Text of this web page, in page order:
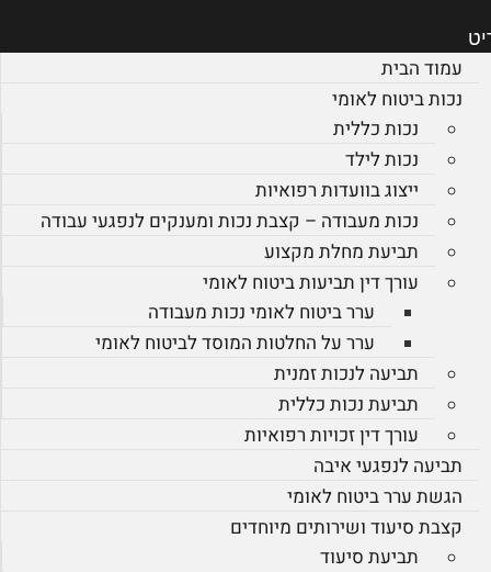
עמוד הבית
נכות ביטוח לאומי
נכות כללית
נכות לילד
ייצוג בוועדות רפואיות
נכות מעבודה – קצבת נכות ומענקים לנפגעי עבודה
תביעת מחלת מקצוע
עורך דין תביעות ביטוח לאומי
ערר ביטוח לאומי נכות מעבודה
ערר על החלטות המוסד לביטוח לאומי
תביעה לנכות זמנית
תביעת נכות כללית
עורך דין זכויות רפואיות
תביעה לנפגעי איבה
הגשת ערר ביטוח לאומי
קצבת סיעוד ושירותים מיוחדים
תביעת סיעוד